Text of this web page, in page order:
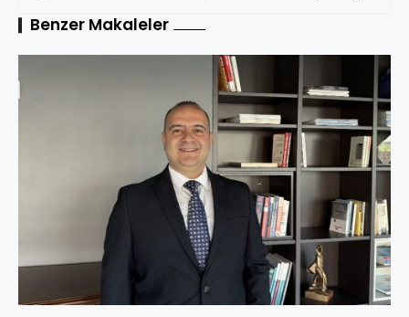
İstanbul’da ağırladı
Benzer Makaleler